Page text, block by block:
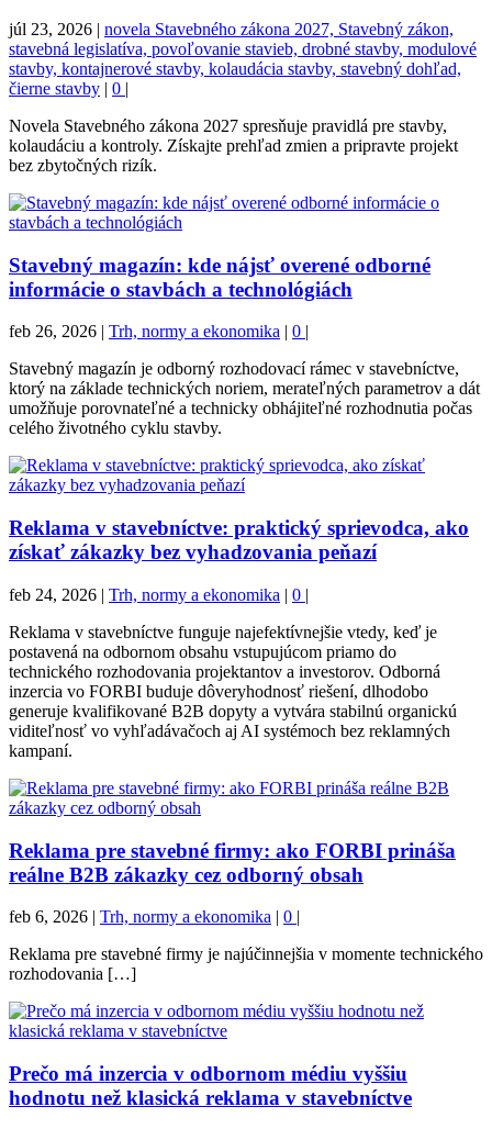
júl 23, 2026 | novela Stavebného zákona 2027, Stavebný zákon,
stavebná legislatíva, povoľovanie stavieb, drobné stavby, modulové
stavby, kontajnerové stavby, kolaudácia stavby, stavebný dohľad,
čierne stavby | 0 |
Novela Stavebného zákona 2027 spresňuje pravidlá pre stavby,
kolaudáciu a kontroly. Získajte prehľad zmien a pripravte projekt
bez zbytočných rizík.
Stavebný magazín: kde nájsť overené odborné
informácie o stavbách a technológiách
feb 26, 2026 | Trh, normy a ekonomika | 0 |
Stavebný magazín je odborný rozhodovací rámec v stavebníctve,
ktorý na základe technických noriem, merateľných parametrov a dát
umožňuje porovnateľné a technicky obhájiteľné rozhodnutia počas
celého životného cyklu stavby.
Reklama v stavebníctve: praktický sprievodca, ako
získať zákazky bez vyhadzovania peňazí
feb 24, 2026 | Trh, normy a ekonomika | 0 |
Reklama v stavebníctve funguje najefektívnejšie vtedy, keď je
postavená na odbornom obsahu vstupujúcom priamo do
technického rozhodovania projektantov a investorov. Odborná
inzercia vo FORBI buduje dôveryhodnosť riešení, dlhodobo
generuje kvalifikované B2B dopyty a vytvára stabilnú organickú
viditeľnosť vo vyhľadávačoch aj AI systémoch bez reklamných
kampaní.
Reklama pre stavebné firmy: ako FORBI prináša
reálne B2B zákazky cez odborný obsah
feb 6, 2026 | Trh, normy a ekonomika | 0 |
Reklama pre stavebné firmy je najúčinnejšia v momente technického
rozhodovania […]
Prečo má inzercia v odbornom médiu vyššiu
hodnotu než klasická reklama v stavebníctve